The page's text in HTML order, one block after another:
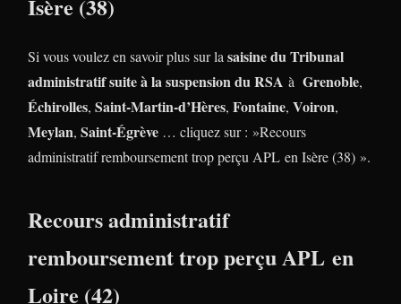
Isère (38)
Si vous voulez en savoir plus sur la saisine du Tribunal
administratif suite à la suspension du RSA à Grenoble,
Échirolles, Saint-Martin-d’Hères, Fontaine, Voiron,
Meylan, Saint-Égrève … cliquez sur : »Recours
administratif remboursement trop perçu APL en Isère (38) ».
Recours administratif
remboursement trop perçu APL en
Loire (42)